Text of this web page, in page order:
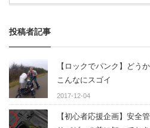
投稿者記事
【ロックでパンク】どう
こんなにスゴイ
2017-12-04
【初心者応援企画】安全